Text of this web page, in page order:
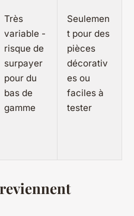
Très
variable -
risque de
surpayer
pour du
bas de
gamme
Seulemen
t pour des
pièces
décorativ
es ou
faciles à
tester